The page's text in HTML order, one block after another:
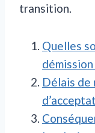
transition.
Quelles
Délais de